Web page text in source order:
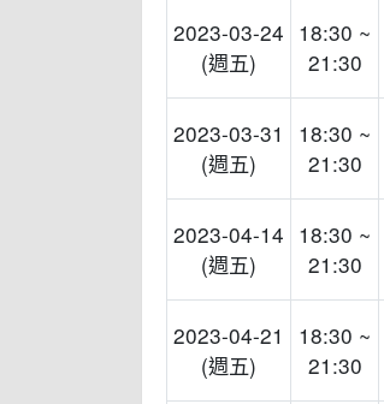
2023-03-24
(週五)
18:30 ~
21:30
2023-03-31
(週五)
18:30 ~
21:30
2023-04-14
(週五)
18:30 ~
21:30
2023-04-21
(週五)
18:30 ~
21:30